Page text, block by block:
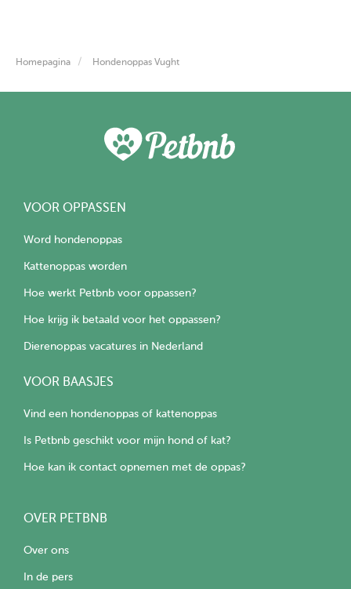
Homepagina Hondenoppas Vught
VOOR OPPASSEN
Word hondenoppas
Kattenoppas worden
Hoe werkt Petbnb voor oppassen?
Hoe krijg ik betaald voor het oppassen?
Dierenoppas vacatures in Nederland
VOOR BAASJES
Vind een hondenoppas of kattenoppas
Is Petbnb geschikt voor mijn hond of kat?
Hoe kan ik contact opnemen met de oppas?
OVER PETBNB
Over ons
In de pers